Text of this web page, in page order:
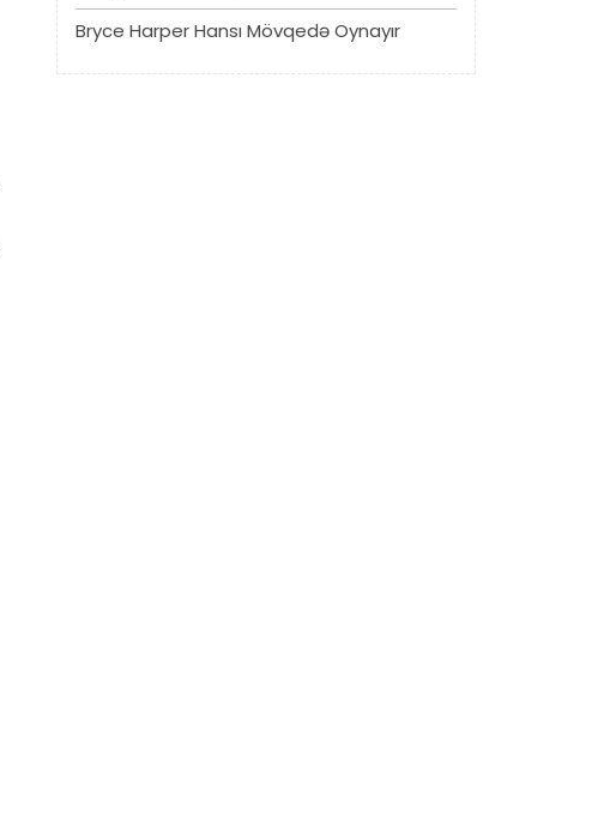
Bryce Harper Hansı Mövqedə Oynayır